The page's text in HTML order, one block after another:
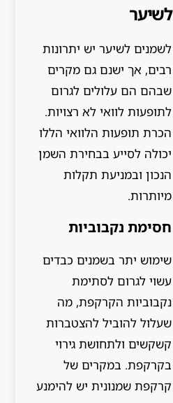
לשיער
לשמנים לשיער יש יתרונות
רבים, אך ישנם גם מקרים
שבהם הם עלולים לגרום
לתופעות לוואי לא רצויות.
הכרת תופעות הלוואי הללו
יכולה לסייע בבחירת השמן
הנכון ובמניעת תקלות
מיותרות.
חסימת נקבוביות
שימוש יתר בשמנים כבדים
עשוי לגרום לסתימת
נקבוביות הקרקפת, מה
שעלול להוביל להצטברות
קשקשים ולתחושת גירוי
בקרקפת. במקרים של
קרקפת שמנונית יש להימנע